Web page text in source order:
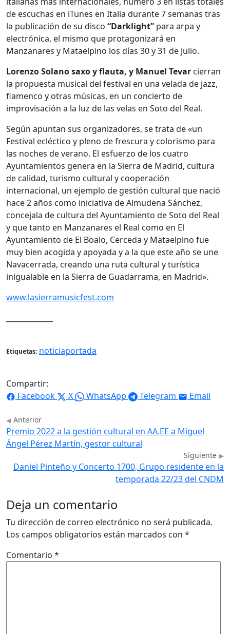
de escuchas en iTunes en Italia durante 7 semanas tras
la publicación de su disco “Darklight” para arpa y
electrónica, el mismo que protagonizará en
Manzanares y Mataelpino los días 30 y 31 de Julio.
Lorenzo Solano saxo y flauta, y Manuel Tevar cierran
la propuesta musical del festival en una velada de jazz,
flamenco y otras músicas, en un concierto de
improvisación a la luz de las velas en Soto del Real.
Según apuntan sus organizadores, se trata de «un
Festival ecléctico y pleno de frescura y colorismo para
las noches de verano. El esfuerzo de los cuatro
Ayuntamientos genera en la Sierra de Madrid, cultura
de calidad, turismo cultural y cooperación
internacional, un ejemplo de gestión cultural que nació
hace 2 años como iniciativa de Almudena Sánchez,
concejala de cultura del Ayuntamiento de Soto del Real
y que tanto en Manzanares el Real como en El
Ayuntamiento de El Boalo, Cerceda y Mataelpino fue
muy bien acogida y apoyada y a la que este año se une
Navacerrada, creando una ruta cultural y turística
inigualable en la Sierra de Guadarrama, en Madrid».
www.lasierramusicfest.com
Etiquetas: noticiaportada
Compartir:
Facebook
X WhatsApp Telegram Email
Anterior
Premio 2022 a la gestión cultural en AA.EE a Miguel
Ángel Pérez Martín, gestor cultural
Siguiente
Daniel Pinteño y Concerto 1700, Grupo residente en la
temporada 22/23 del CNDM
Deja un comentario
Tu dirección de correo electrónico no será publicada.
Los campos obligatorios están marcados con *
Comentario *